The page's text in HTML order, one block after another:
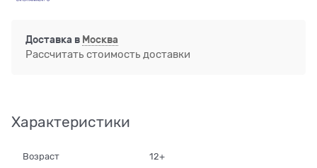
Доставка в Москва
Рассчитать стоимость доставки
Характеристики
Возраст 12+